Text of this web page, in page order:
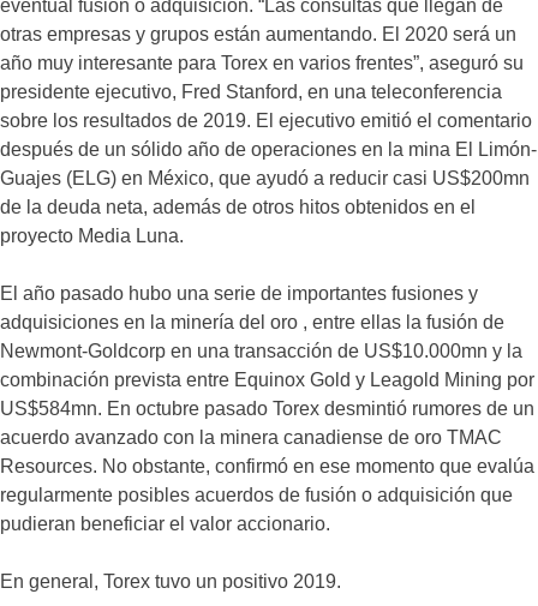
eventual fusión o adquisición. “Las consultas que llegan de
otras empresas y grupos están aumentando. El 2020 será un
año muy interesante para Torex en varios frentes”, aseguró su
presidente ejecutivo, Fred Stanford, en una teleconferencia
sobre los resultados de 2019. El ejecutivo emitió el comentario
después de un sólido año de operaciones en la mina El Limón-
Guajes (ELG) en México, que ayudó a reducir casi US$200mn
de la deuda neta, además de otros hitos obtenidos en el
proyecto Media Luna.
El año pasado hubo una serie de importantes fusiones y
adquisiciones en la minería del oro , entre ellas la fusión de
Newmont-Goldcorp en una transacción de US$10.000mn y la
combinación prevista entre Equinox Gold y Leagold Mining por
US$584mn. En octubre pasado Torex desmintió rumores de un
acuerdo avanzado con la minera canadiense de oro TMAC
Resources. No obstante, confirmó en ese momento que evalúa
regularmente posibles acuerdos de fusión o adquisición que
pudieran beneficiar el valor accionario.
En general, Torex tuvo un positivo 2019.